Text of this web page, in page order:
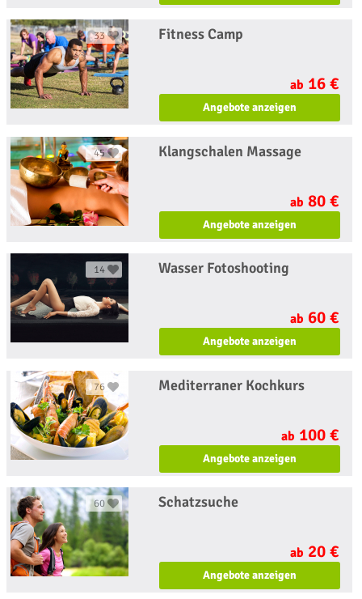
33 Fitness Camp
ab 16 €
Angebote anzeigen
45 Klangschalen Massage
ab 80 €
Angebote anzeigen
14 Wasser Fotoshooting
ab 60 €
Angebote anzeigen
76 Mediterraner Kochkurs
ab 100 €
Angebote anzeigen
60 Schatzsuche
ab 20 €
Angebote anzeigen